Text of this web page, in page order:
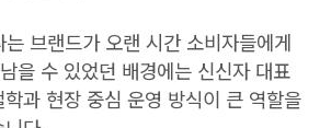
브랜드가 오랜 시간 소비자들에게
을 수 있었던 배경에는 신신자 대표
과 현장 중심 운영 방식이 큰 역할을